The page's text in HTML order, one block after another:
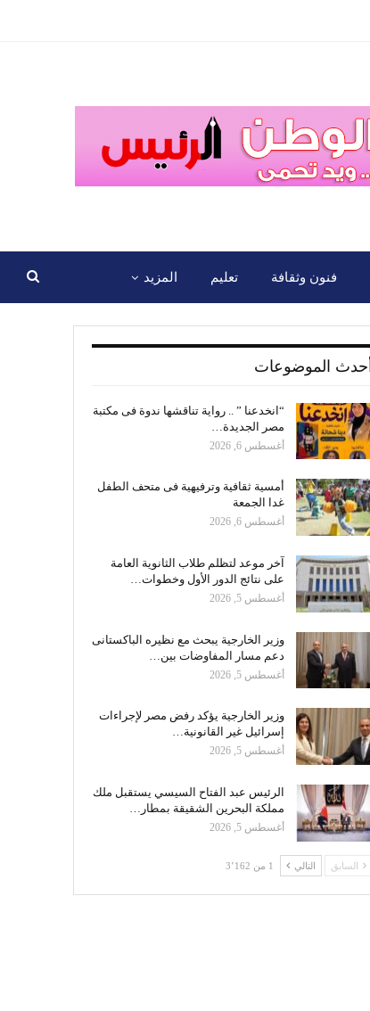
فنون وثقافة تعليم المزيد
أحدث الموضوعات
“انخدعنا ” .. رواية تناقشها ندوة فى مكتبة
مصر الجديدة…
أغسطس 6, 2026
أمسية ثقافية وترفيهية فى متحف الطفل
غدا الجمعة
أغسطس 6, 2026
آخر موعد لتظلم طلاب الثانوية العامة
على نتائج الدور الأول وخطوات…
أغسطس 5, 2026
وزير الخارجية يبحث مع نظيره الباكستانى
دعم مسار المفاوضات بين…
أغسطس 5, 2026
وزير الخارجية يؤكد رفض مصر لإجراءات
إسرائيل غير القانونية…
أغسطس 5, 2026
الرئيس عبد الفتاح السيسي يستقبل ملك
مملكة البحرين الشقيقة بمطار…
أغسطس 5, 2026
السابق التالي 1 من 3٬162